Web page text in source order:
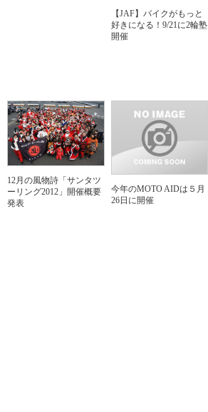
【JAF】バイクがもっと
好きになる！9/21に2輪塾
開催
12月の風物詩「サンタツ
ーリング2012」開催概要
発表
今年のMOTO AIDは５月
26日に開催